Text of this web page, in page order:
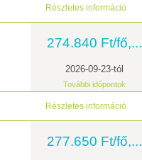
Részletes információ
274.840 Ft/fő,...
2026-09-23-tól
További időpontok
Részletes információ
277.650 Ft/fő,...